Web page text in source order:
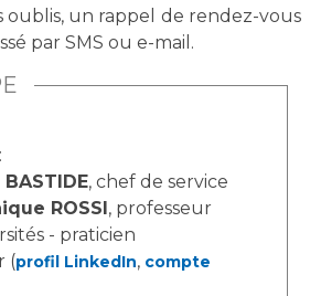
à l'hôpital
à l'AP-HM
recherche
oublis, un rappel de rendez-vous
par SMS ou e-mail.
, chef de service
ROSSI, professeur
- praticien
(profil LinkedIn, compte